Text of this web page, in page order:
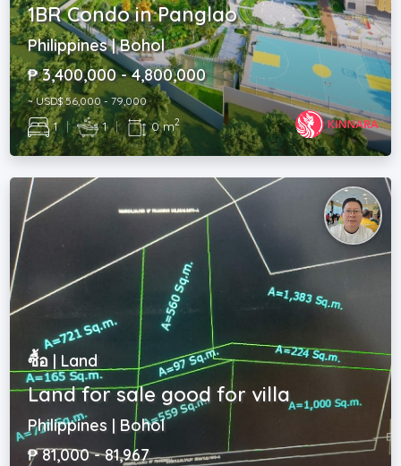
1BR Condo in Panglao
Philippines | Bohol
₱ 3,400,000 - 4,800,000
~ USD$ 56,000 - 79,000
1 | 1 | 0 m2
ซื้อ | Land
Land for sale good for villa
Philippines | Bohol
₱ 81,000 - 81,967